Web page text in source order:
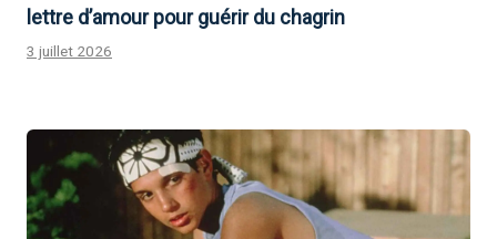
lettre d’amour pour guérir du chagrin
3 juillet 2026